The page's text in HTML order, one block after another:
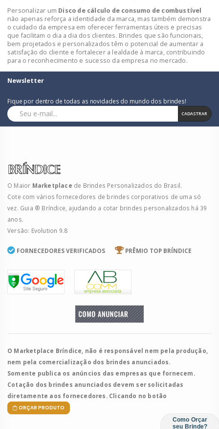
Personalizar um Disco de cálculo de consumo de combustível
não apenas reforça a identidade da marca, mas também demonstra
o cuidado da empresa em oferecer ferramentas úteis e precisas
que facilitam o dia a dia dos clientes. Brindes que são funcionais,
bem projetados e personalizados têm o potencial de aumentar a
satisfação do cliente e fortalecer a lealdade à marca, contribuindo
para o reconhecimento e sucesso da empresa no mercado.
Newsletter
Fique por dentro de todas as novidades do mundo dos brindes!
CADASTRAR
O Maior Marketplace de Brindes Personalizados do Brasil.
Cote com vários fornecedores de brindes corporativos de uma só
vez. Guia ® Bríndice, ajudando a cotar brindes personalizados há 39
anos.
Versão: Evolution 9.8
FORNECEDORES VERIFICADOS PRÊMIO TOP BRÍNDICE
O Marketplace Bríndice, não é responsável nem pela produção,
nem pela comercialização dos brindes anunciados.
Somente publica os anúncios das empresas que fornecem.
Cotação dos brindes anunciados devem ser solicitadas
diretamente aos fornecedores. Clicando no botão
ORÇAR PRODUTO
Como Orçar
seu Brinde?